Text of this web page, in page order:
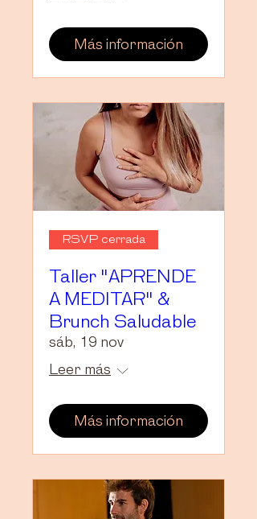
Más información
RSVP cerrada
Taller "APRENDE
A MEDITAR" &
Brunch Saludable
sáb, 19 nov
Leer más
Más información